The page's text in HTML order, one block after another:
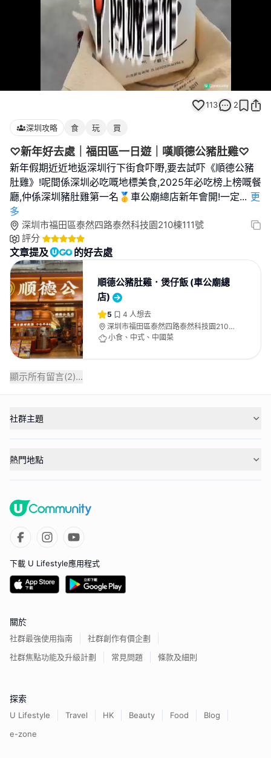
Loaded:
93.04%
113 2
深圳攻略 食 玩 買
♡新年好去處｜福田區一日遊｜嘆順德公豬肚雞♡
新年假期近近地返深圳行下街食吓嘢,要去試吓《順德公豬
肚雞》!呢間係深圳必吃嘅地標美食,2025年必吃榜上榜嘅餐
廳,仲係深圳豬肚雞第一名🥇車公廟總店新年會開!一定... 更
多
深圳市福田區泰然四路泰然科技園210棟111號
評分
文章提及 的好去處
順德公豬肚雞．煲仔飯 (車公廟總
店)
5 4 人想去
深圳市福田區泰然四路泰然科技園210
棟111號
小食、中式、中國菜
顯示所有留言(2)...
社群主題
熱門地點
下載 U Lifestyle應用程式
關於
社群最強使用指南
社群創作有價企劃
社群焦點功能及升級計劃
常見問題 條款及細則
探索
U Lifestyle Travel HK Beauty Food
Blog
e-zone